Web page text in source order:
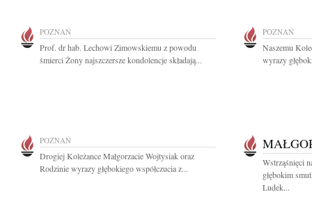
POZNAŃ
Prof. dr hab. Lechowi Zimowskiemu z powodu
śmierci Żony najszczersze kondolencje składają...
POZNAŃ
Naszemu
wyrazy
POZNAŃ
Drogiej Koleżance Małgorzacie Wojtysiak oraz
Rodzinie wyrazy głębokiego współczucia z...
Wstrząśnięci
głębokim
Ludek...